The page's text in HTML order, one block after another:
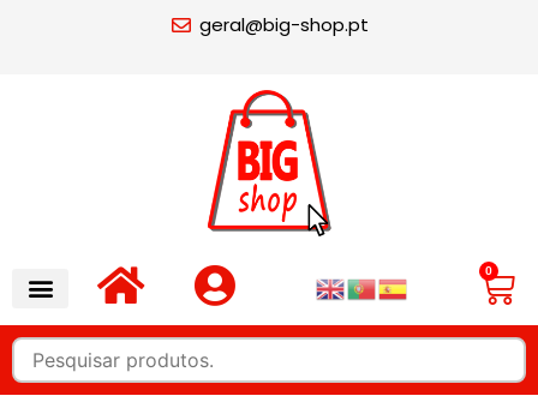
geral@big-shop.pt
0